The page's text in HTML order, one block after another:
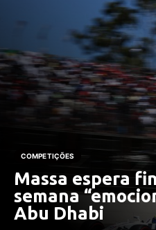
COMPETIÇÕES
Massa espera
semana
Abu Dhabi